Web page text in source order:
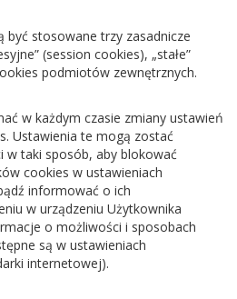
być stosowane trzy zasadnicze
(session cookies), „stałe”
podmiotów zewnętrznych.
w każdym czasie zmiany ustawień
Ustawienia te mogą zostać
w taki sposób, aby blokować
cookies w ustawieniach
informować o ich
w urządzeniu Użytkownika
o możliwości i sposobach
są w ustawieniach
internetowej).